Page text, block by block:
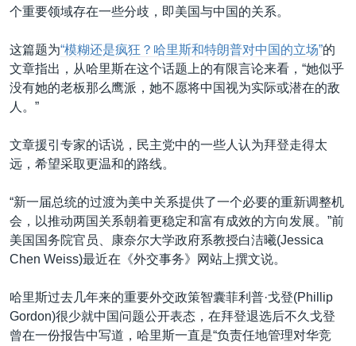
个重要领域存在一些分歧，即美国与中国的关系。
这篇题为“模糊还是疯狂？哈里斯和特朗普对中国的立场”的
文章指出，从哈里斯在这个话题上的有限言论来看，“她似乎
没有她的老板那么鹰派，她不愿将中国视为实际或潜在的敌
人。”
文章援引专家的话说，民主党中的一些人认为拜登走得太
远，希望采取更温和的路线。
“新一届总统的过渡为美中关系提供了一个必要的重新调整机
会，以推动两国关系朝着更稳定和富有成效的方向发展。”前
美国国务院官员、康奈尔大学政府系教授白洁曦(Jessica
Chen Weiss)最近在《外交事务》网站上撰文说。
哈里斯过去几年来的重要外交政策智囊菲利普·戈登(Phillip
Gordon)很少就中国问题公开表态，在拜登退选后不久戈登
曾在一份报告中写道，哈里斯一直是“负责任地管理对华竞